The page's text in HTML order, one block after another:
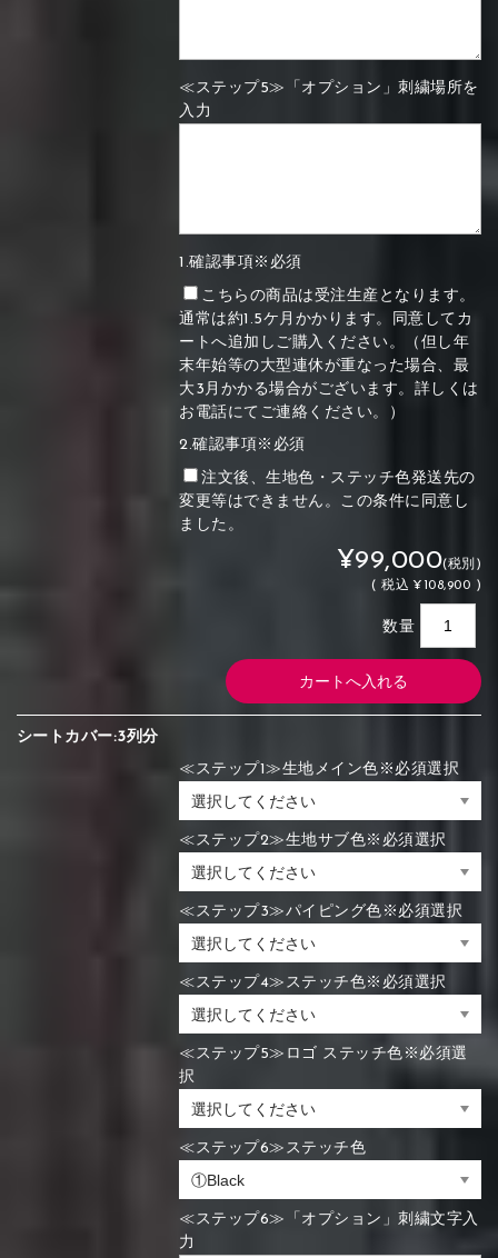
≪ステップ5≫「オプション」刺繍場所を
入力
1.確認事項※必須
こちらの商品は受注生産となります。
通常は約1.5ケ月かかります。同意してカ
ートへ追加しご購入ください。（但し年
末年始等の大型連休が重なった場合、最
大3月かかる場合がございます。詳しくは
お電話にてご連絡ください。）
2.確認事項※必須
注文後、生地色・ステッチ色発送先の
変更等はできません。この条件に同意し
ました。
¥99,000(税別)
(税込 ¥108,900 )
数量
シートカバー:3列分
≪ステップ1≫生地メイン色※必須選択
≪ステップ2≫生地サブ色※必須選択
≪ステップ3≫パイピング色※必須選択
≪ステップ4≫ステッチ色※必須選択
≪ステップ5≫ロゴ ステッチ色※必須選
択
≪ステップ6≫ステッチ色
≪ステップ6≫「オプション」刺繍文字入
力